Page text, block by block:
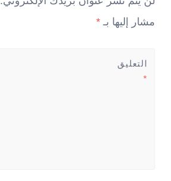
مشار إليها بـ *
التعليق
*